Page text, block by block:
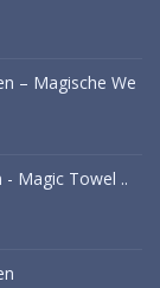
– Magische We
Magic Towel ..